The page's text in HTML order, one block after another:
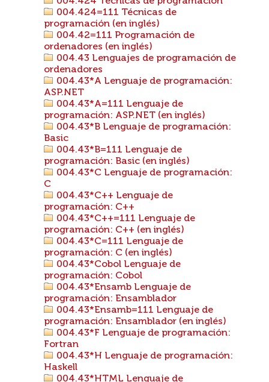
004.424=111 Técnicas de
programación (en inglés)
004.42=111 Programación de
ordenadores (en inglés)
004.43 Lenguajes de programación de
ordenadores
004.43*A Lenguaje de programación:
ASP.NET
004.43*A=111 Lenguaje de
programación: ASP.NET (en inglés)
004.43*B Lenguaje de programación:
Basic
004.43*B=111 Lenguaje de
programación: Basic (en inglés)
004.43*C Lenguaje de programación:
C
004.43*C++ Lenguaje de
programación: C++
004.43*C++=111 Lenguaje de
programación: C++ (en inglés)
004.43*C=111 Lenguaje de
programación: C (en inglés)
004.43*Cobol Lenguaje de
programación: Cobol
004.43*Ensamb Lenguaje de
programación: Ensamblador
004.43*Ensamb=111 Lenguaje de
programación: Ensamblador (en inglés)
004.43*F Lenguaje de programación:
Fortran
004.43*H Lenguaje de programación:
Haskell
004.43*HTML Lenguaje de